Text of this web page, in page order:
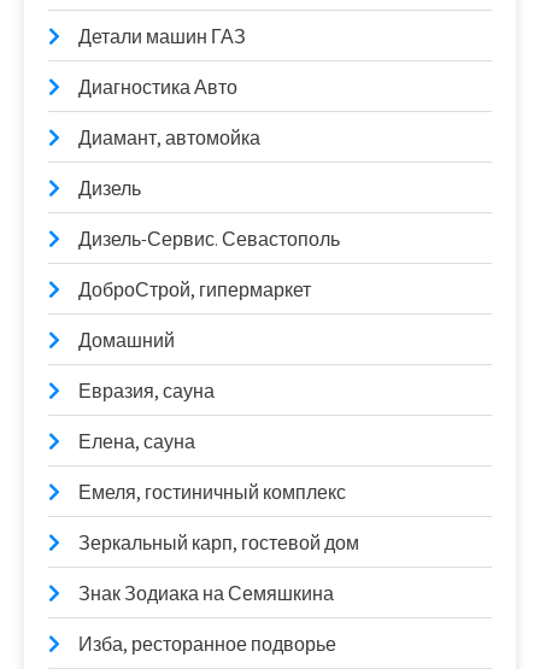
Детали машин ГАЗ
Диагностика Авто
Диамант, автомойка
Дизель
Дизель-Сервис. Севастополь
ДоброСтрой, гипермаркет
Домашний
Евразия, сауна
Елена, сауна
Емеля, гостиничный комплекс
Зеркальный карп, гостевой дом
Знак Зодиака на Семяшкина
Изба, ресторанное подворье